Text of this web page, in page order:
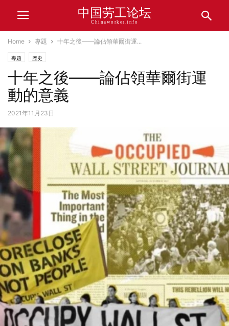
中国劳工论坛
Chinaworker.info
Home 專題 十年之後——論佔領華爾街運...
專題 歷史
十年之後——論佔領華爾街運
動的意義
2021年11月23日